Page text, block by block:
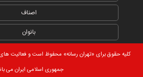
اصناف
بانوان
کلیه حقوق برای «تهران رسانه» محفوظ است و فعالیت
جمهوری اسلامی ایران می